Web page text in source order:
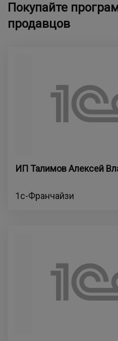
Покупайте
продавцов
ИП Талимов Алексей
1с-Франчайзи